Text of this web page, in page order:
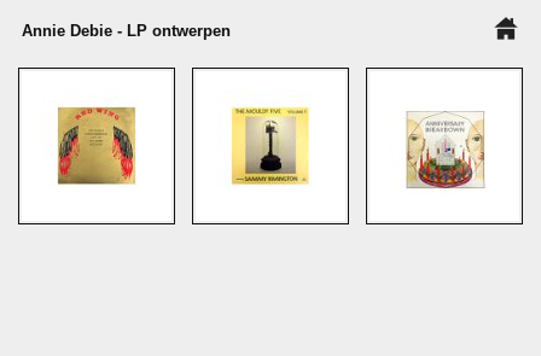
Annie Debie - LP ontwerpen